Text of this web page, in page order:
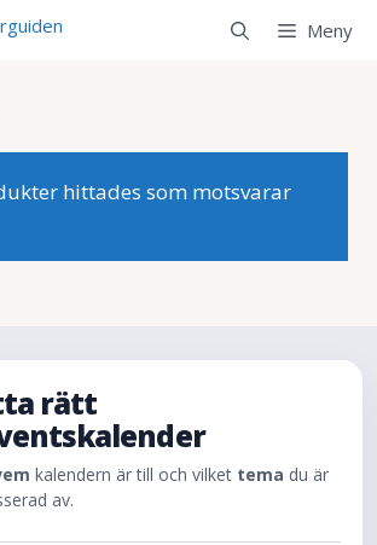
Meny
hittades som motsvarar
rätt
kalendern är till och vilket tema du är
av.